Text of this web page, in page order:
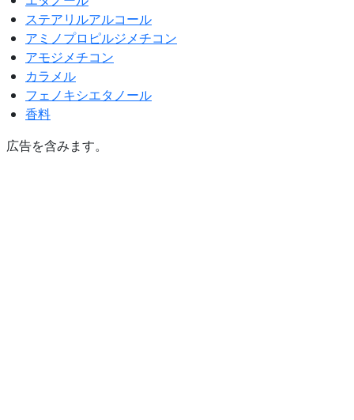
ステアリルアルコール
アミノプロピルジメチコン
アモジメチコン
カラメル
フェノキシエタノール
香料
広告を含みます。